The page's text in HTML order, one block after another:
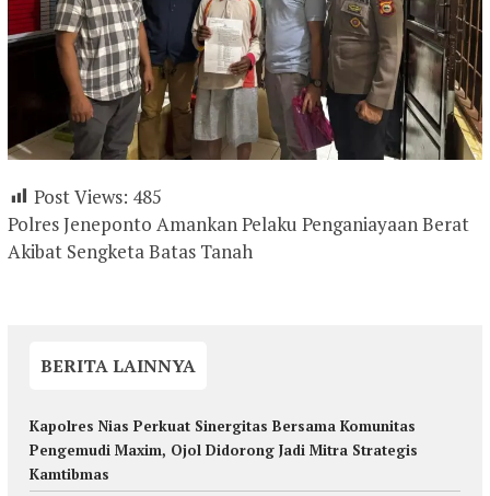
Post Views: 485
Polres Jeneponto Amankan Pelaku Penganiayaan Berat
Akibat Sengketa Batas Tanah
BERITA LAINNYA
Kapolres Nias Perkuat Sinergitas Bersama Komunitas
Pengemudi Maxim, Ojol Didorong Jadi Mitra Strategis
Kamtibmas